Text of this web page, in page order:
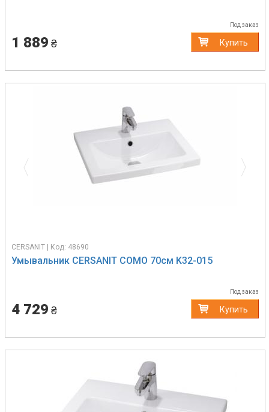
Под заказ
1 889 ₴ Купить
Previous
CERSANIT | Код: 48690
Умывальник CERSANIT COMO 70см K32-015
Под заказ
4 729 ₴ Купить